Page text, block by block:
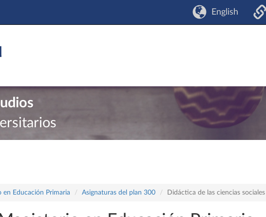
English
en Educación Primaria Asignaturas del plan 300 Didáctica de las ciencias sociales I